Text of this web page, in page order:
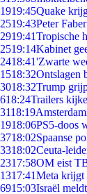
1919:45Quake
2519:43Peter
2919:41Tropische
2519:14Kabinet
2418:41'Zwarte
1518:32Ontslagen
3018:32Trump
618:24Trailers
3118:19
1918:06PS5-doos
3718:02Spaanse
3318:02Ceuta-
2317:58OM eist
1317:41Meta krijgt
6915:03Israël